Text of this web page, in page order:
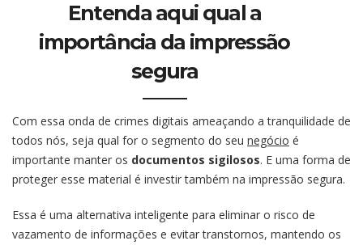
Entenda aqui qual a
importância da impressão
segura
Com essa onda de crimes digitais ameaçando a tranquilidade de
todos nós, seja qual for o segmento do seu negócio é
importante manter os documentos sigilosos. E uma forma de
proteger esse material é investir também na impressão segura.
Essa é uma alternativa inteligente para eliminar o risco de
vazamento de informações e evitar transtornos, mantendo os